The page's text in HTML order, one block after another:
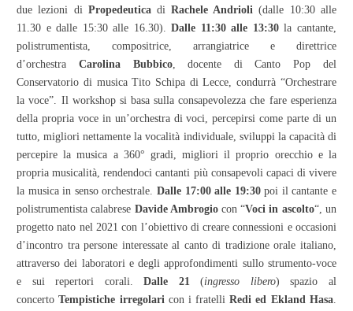
due lezioni di PropedeuticadiRachele Andrioli (dalle 10:30 alle
11.30 e dalle 15:30 alle 16.30).Dalle 11:30 alle 13:30la cantante,
polistrumentista, compositrice, arrangiatrice e direttrice
d’orchestra Carolina Bubbico, docente di Canto Pop del
Conservatorio di musica Tito Schipa di Lecce, condurrà “Orchestrare
la voce”. Il workshop si basa sulla consapevolezza che fare esperienza
della propria voce in un’orchestra di voci, percepirsi come parte di un
tutto, migliori nettamente la vocalità individuale, sviluppi la capacità di
percepire la musica a 360° gradi, migliori il proprio orecchio e la
propria musicalità, rendendoci cantanti più consapevoli capaci di vivere
la musica in senso orchestrale. Dalle 17:00 alle 19:30poi il cantante e
polistrumentista calabrese Davide Ambrogiocon “Voci in ascolto“, un
progetto nato nel 2021 con l’obiettivo di creare connessioni e occasioni
d’incontro tra persone interessate al canto di tradizione orale italiano,
attraverso dei laboratori e degli approfondimenti sullo strumento-voce
e sui repertori corali.Dalle 21(ingresso libero) spazio al
concertoTempistiche irregolaricon i fratelliRedi ed Ekland Hasa.